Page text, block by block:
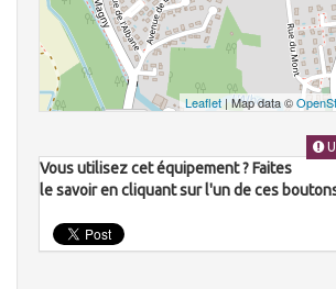
Leaflet | Map data ©
Vous utilisez cet équipement ? Faites
le savoir en cliquant sur l'un de ces